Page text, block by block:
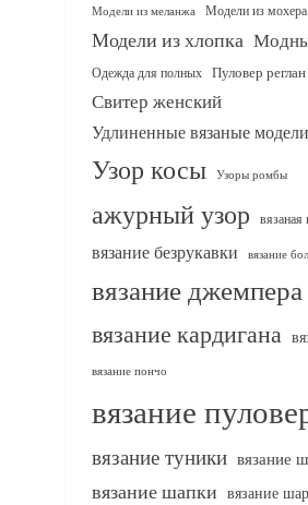
Модели из меланжа Модели из мохера
Модели из хлопка
Одежда для полных Пуловер реглан
Свитер женский
Удлиненные вязаные модели
Узор косы Узоры ромбы
ажурный узор вязаная
вязание безрукавки вязание
вязание джемпера
вязание кардигана
вязание пончо
вязание
вязание туники вязание
вязание шапки вязание